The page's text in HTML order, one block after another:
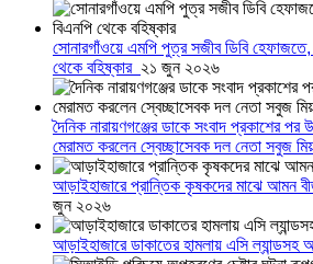
সোনারগাঁওয়ে এমপি পুত্র সজীব ডিবি
থেকে বহিষ্কার ২১ জুন ২০২৬
দৈনিক নারায়ণগঞ্জের ডাকে সংবাদ প্রকাশের
মেরামত করলেন স্বেচ্ছাসেবক দল নেতা সবুজ
আড়াইহাজারে প্রান্তিক কৃষকদের মাঝে আমন
জুন ২০২৬
আড়াইহাজারে ডাকাতের হামলায় এসি